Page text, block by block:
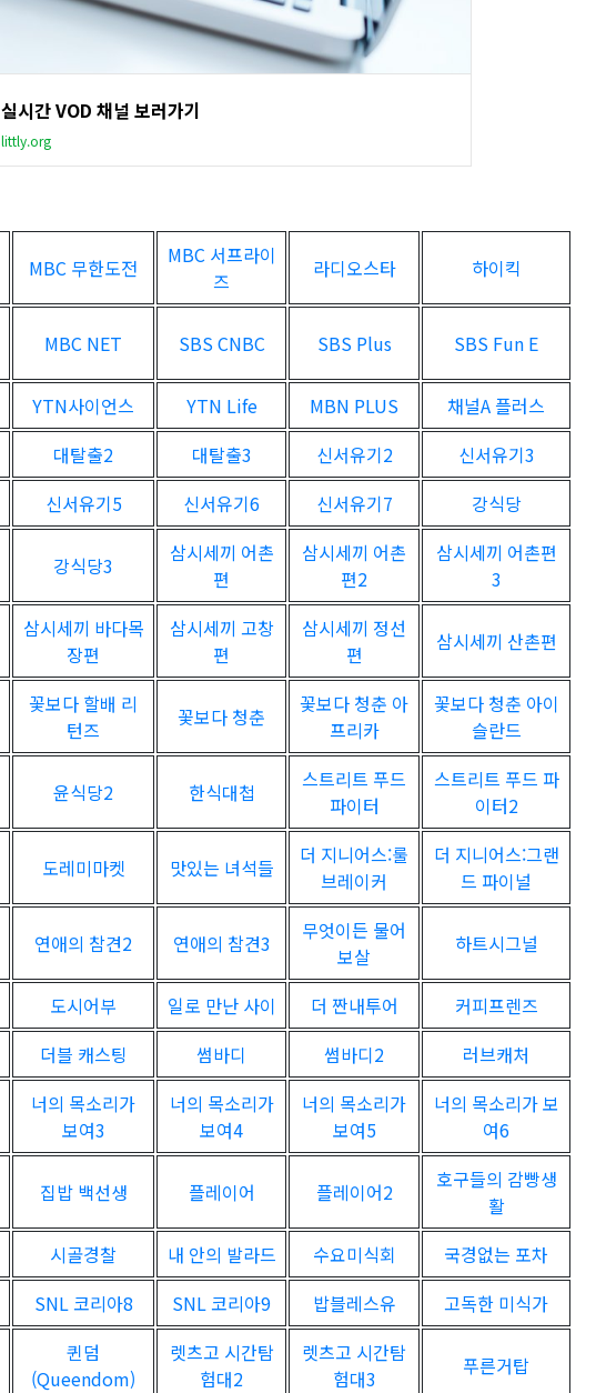
실시간 VOD 채널 보러가기
littly.org
MBC 무한도전
MBC 서프라이
즈
라디오스타 하이킥
MBC NET SBS CNBC SBS Plus SBS Fun E
YTN사이언스 YTN Life MBN PLUS
채널A 플러스
대탈출2 대탈출3 신서유기2
신서유기3
신서유기5 신서유기6 신서유기7 강식당
강식당3
삼시세끼 어촌
편
삼시세끼 어촌
편2
삼시세끼 어촌편
3
삼시세끼 바다목
장편
삼시세끼 고창
편
삼시세끼 정선
편
삼시세끼 산촌편
꽃보다 할배 리
턴즈
꽃보다 청춘
꽃보다 청춘 아
프리카
꽃보다 청춘 아이
슬란드
윤식당2 한식대첩
스트리트 푸드
파이터
스트리트 푸드 파
이터2
도레미마켓 맛있는 녀석들
더 지니어스:룰
브레이커
더 지니어스:그랜
드 파이널
연애의 참견2 연애의 참견3
무엇이든 물어
보살
하트시그널
도시어부 일로 만난 사이 더 짠내투어
커피프렌즈
더블 캐스팅 썸바디 썸바디2
러브캐처
너의 목소리가
보여3
너의 목소리가
보여4
너의 목소리가
보여5
너의 목소리가 보
여6
집밥 백선생 플레이어 플레이어2
호구들의 감빵생
활
시골경찰 내 안의 발라드 수요미식회
국경없는 포차
SNL 코리아8 SNL 코리아9 밥블레스유
고독한 미식가
퀸덤
(Queendom)
렛츠고 시간탐
험대2
렛츠고 시간탐
험대3
푸른거탑